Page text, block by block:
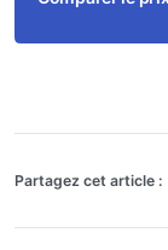
Partagez cet article :